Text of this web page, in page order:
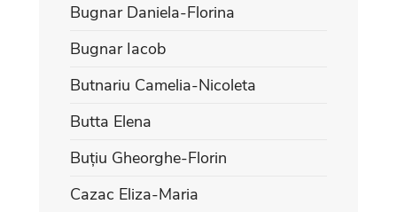
Bugnar Daniela-Florina
Bugnar Iacob
Butnariu Camelia-Nicoleta
Butta Elena
Buțiu Gheorghe-Florin
Cazac Eliza-Maria